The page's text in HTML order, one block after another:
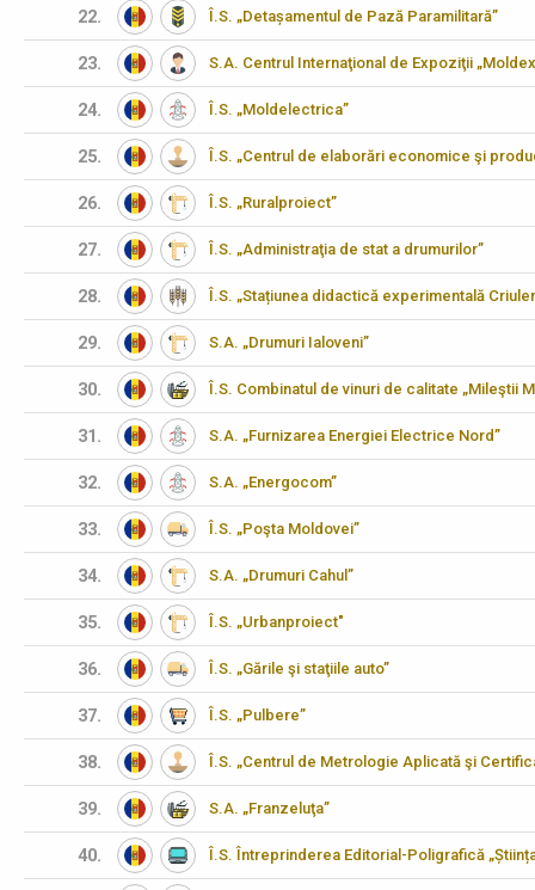
22. Î.S. „Detașamentul de Pază Paramilitară”
23. S.A. Centrul Internaţional de Expoziţii
24. Î.S. „Moldelectrica”
25. Î.S. „Centrul de elaborări economice şi
26. Î.S. „Ruralproiect”
27. Î.S. „Administraţia de stat a drumurilor”
28. Î.S. „Stațiunea didactică experimentală
29. S.A. „Drumuri Ialoveni”
30. Î.S. Combinatul de vinuri de calitate „Mileştii
31. S.A. „Furnizarea Energiei Electrice Nord”
32. S.A. „Energocom”
33. Î.S. „Poşta Moldovei”
34. S.A. „Drumuri Cahul”
35. Î.S. „Urbanproiect"
36. Î.S. „Gările şi staţiile auto”
37. Î.S. „Pulbere”
38. Î.S. „Centrul de Metrologie Aplicată şi
39. S.A. „Franzeluţa”
40. Î.S. Întreprinderea Editorial-Poligrafică